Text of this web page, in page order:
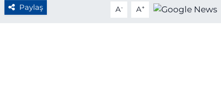
Paylaş A- A+